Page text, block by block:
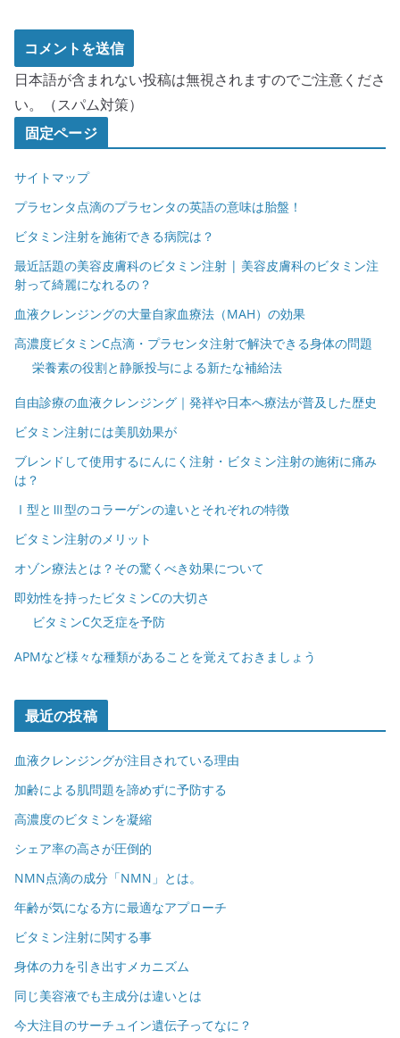
日本語が含まれない投稿は無視されますのでご注意くださ
い。（スパム対策）
固定ページ
サイトマップ
プラセンタ点滴のプラセンタの英語の意味は胎盤！
ビタミン注射を施術できる病院は？
最近話題の美容皮膚科のビタミン注射 | 美容皮膚科のビタミン注
射って綺麗になれるの？
血液クレンジングの大量自家血療法（MAH）の効果
高濃度ビタミンC点滴・プラセンタ注射で解決できる身体の問題
栄養素の役割と静脈投与による新たな補給法
自由診療の血液クレンジング｜発祥や日本へ療法が普及した歴史
ビタミン注射には美肌効果が
ブレンドして使用するにんにく注射・ビタミン注射の施術に痛み
は？
Ⅰ型とⅢ型のコラーゲンの違いとそれぞれの特徴
ビタミン注射のメリット
オゾン療法とは？その驚くべき効果について
即効性を持ったビタミンCの大切さ
ビタミンC欠乏症を予防
APMなど様々な種類があることを覚えておきましょう
最近の投稿
血液クレンジングが注目されている理由
加齢による肌問題を諦めずに予防する
高濃度のビタミンを凝縮
シェア率の高さが圧倒的
NMN点滴の成分「NMN」とは。
年齢が気になる方に最適なアプローチ
ビタミン注射に関する事
身体の力を引き出すメカニズム
同じ美容液でも主成分は違いとは
今大注目のサーチュイン遺伝子ってなに？